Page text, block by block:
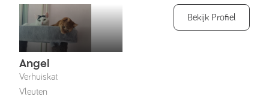
Angel
Verhuiskat
Vleuten
Bekijk Profiel